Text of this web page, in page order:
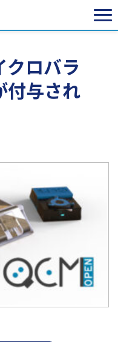
クロバラ
付与され